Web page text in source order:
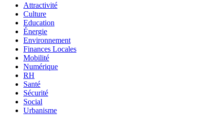
Attractivité
Culture
Education
Énergie
Environnement
Finances Locales
Mobilité
Numérique
RH
Santé
Sécurité
Social
Urbanisme